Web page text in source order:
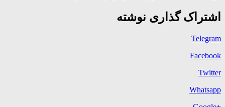
اشتراک گذاری نوشته
Telegram
Facebook
Twitter
Whatsapp